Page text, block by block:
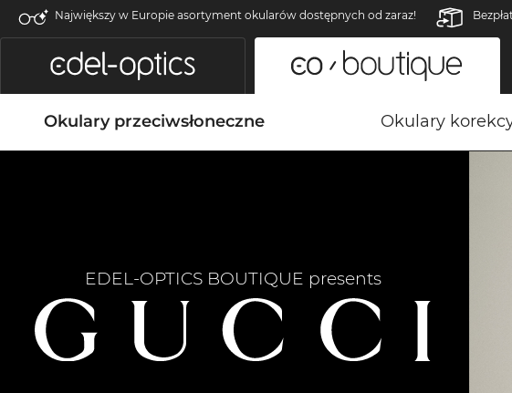
Największy w Europie asortyment okularów dostępnych od zaraz!
Okulary przeciwsłoneczne Okulary
EDEL-OPTICS BOUTIQUE presents